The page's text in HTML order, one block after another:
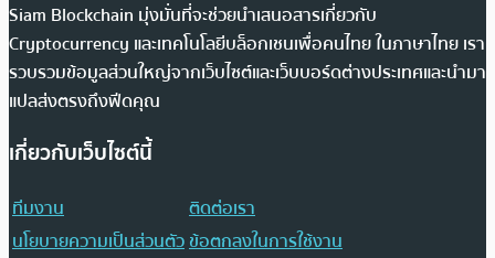
Siam Blockchain มุ่งมั่นที่จะช่วยนำเสนอสารเกี่ยวกับ
Cryptocurrency และเทคโนโลยีบล็อกเชนเพื่อคนไทย ในภาษาไทย เรา
รวบรวมข้อมูลส่วนใหญ่จากเว็บไซต์และเว็บบอร์ดต่างประเทศและนำมา
แปลส่งตรงถึงฟีดคุณ
เกี่ยวกับเว็บไซต์นี้
ทีมงาน
ติดต่อเรา
นโยบายความเป็นส่วนตัวข้อตกลงในการใช้งาน